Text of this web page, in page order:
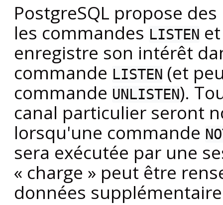
PostgreSQL propose
les commandes LISTEN
enregistre son intérêt
commande LISTEN (et
commande UNLISTEN).
canal particulier seront
lorsqu'une commande
sera exécutée par une
« charge » peut être
données